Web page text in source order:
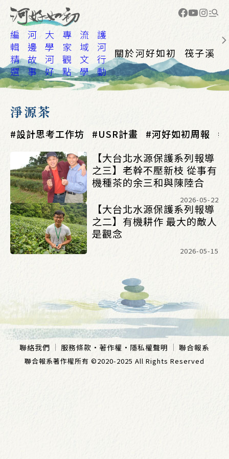
編
輯
精
選
河
邊
故
事
大
學
河
好
專
家
觀
點
流
域
文
學
護
河
行
動
關於河好如初 筏子溪
淨源茶
設計思考工作坊 USR計畫 河好如初周報
【大台北水源保護系列報導
之三】老幹不壓新枝 從事有
機種茶的余三和與陳陸合
2026-05-22
【大台北水源保護系列報導
之二】有機耕作 最大的敵人
是觀念
2026-05-15
聯絡我們 服務條款 · 著作權 · 隱私權聲明 聯合報系
聯合報系著作權所有 ©2020-2025 All Rights Reserved